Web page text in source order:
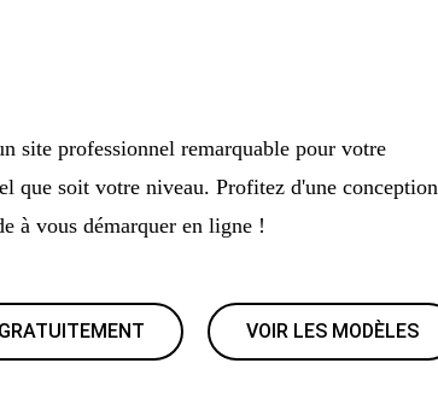
site professionnel remarquable pour votre
que soit votre niveau. Profitez d'une conception
à vous démarquer en ligne !
VOIR LES MODÈLES